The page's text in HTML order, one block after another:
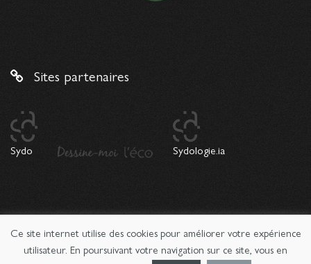
Sites partenaires
Sydo Sydologie.ia
© 2026 Copyright Sydologie. Le magazine de l'innovation
pédagogique -Mentions légales
Ce site internet utilise des cookies pour améliorer votre expérience
utilisateur. En poursuivant votre navigation sur ce site, vous en